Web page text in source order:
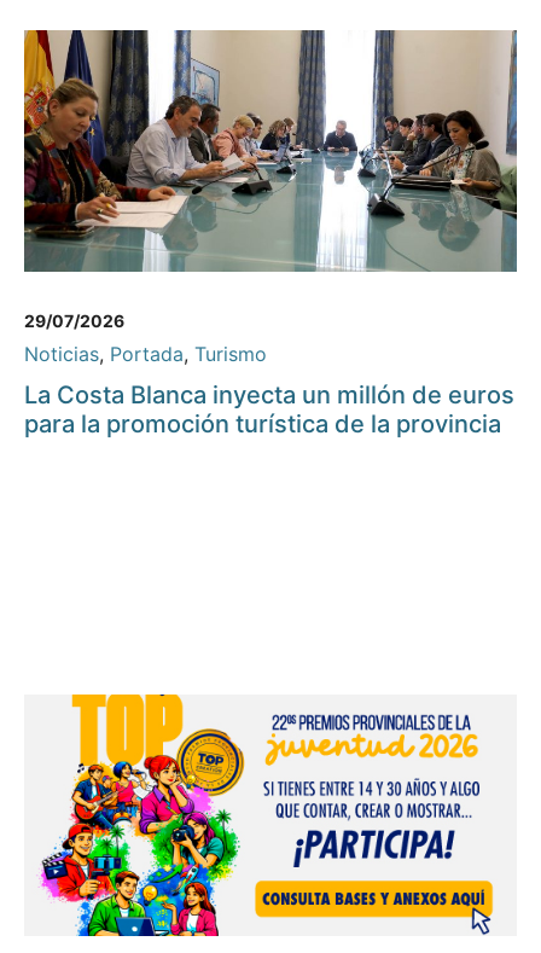
29/07/2026
Noticias, Portada, Turismo
La Costa Blanca inyecta un millón de euros
para la promoción turística de la provincia